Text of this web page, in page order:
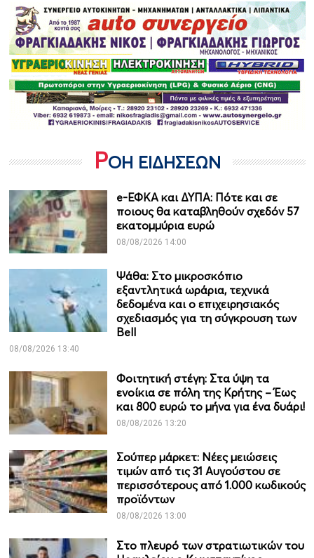
ΡΟΗ ΕΙΔΗΣΕΩΝ
e-ΕΦΚΑ και ΔΥΠΑ: Πότε και σε
ποιους θα καταβληθούν σχεδόν 57
εκατομμύρια ευρώ
08/08/2026 14:00
Ψάθα: Στο μικροσκόπιο
εξαντλητικά ωράρια, τεχνικά
δεδομένα και ο επιχειρησιακός
σχεδιασμός για τη σύγκρουση των
Bell
08/08/2026 13:40
Φοιτητική στέγη: Στα ύψη τα
ενοίκια σε πόλη της Κρήτης – Έως
και 800 ευρώ το μήνα για ένα δυάρι!
08/08/2026 13:20
Σούπερ μάρκετ: Νέες μειώσεις
τιμών από τις 31 Αυγούστου σε
περισσότερους από 1.000 κωδικούς
προϊόντων
08/08/2026 13:00
Στο πλευρό των στρατιωτικών του